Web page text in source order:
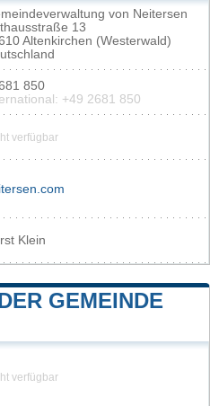
von Neitersen
13
Altenkirchen (Westerwald)
850
+49 2681 850
verfügbar
Klein
GEMEINDE
verfügbar